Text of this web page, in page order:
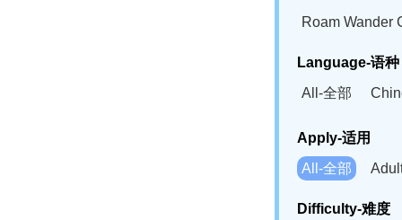
Roam Wander
Language-语种
All-全部
Bahasa
Swahili(SW)-
Apply-适用
All-全部
Difficulty-难度